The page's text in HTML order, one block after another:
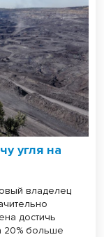
угля на
владелец
достичь
20% больше